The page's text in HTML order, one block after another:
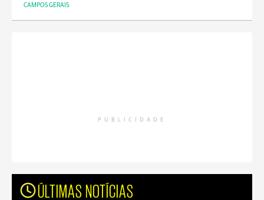
CAMPOS GERAIS
PUBLICIDADE
ÚLTIMAS NOTÍCIAS